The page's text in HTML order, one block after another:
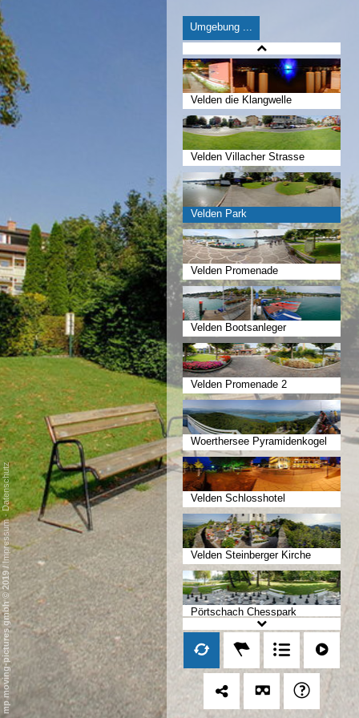
Umgebung ...
Velden die Klangwelle
Velden Villacher Strasse
Velden Park
Velden Promenade
Velden Bootsanleger
Velden Promenade 2
Woerthersee Pyramidenkogel
Velden Schlosshotel
Velden Steinberger Kirche
Pörtschach Chesspark
Pörtschach Freizeitpark
mp moving-pictures gmbh © 2019
/
Impressum
-
Datenschutz